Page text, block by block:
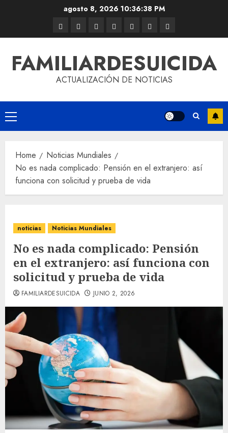
agosto 8, 2026 10:36:38 PM
FAMILIARDESUICIDA
ACTUALIZACIÓN DE NOTICIAS
Home
Noticias Mundiales
No es nada complicado: Pensión en el extranjero: así
funciona con solicitud y prueba de vida
noticias Noticias Mundiales
No es nada complicado: Pensión
en el extranjero: así funciona con
solicitud y prueba de vida
FAMILIARDESUICIDA JUNIO 2, 2026